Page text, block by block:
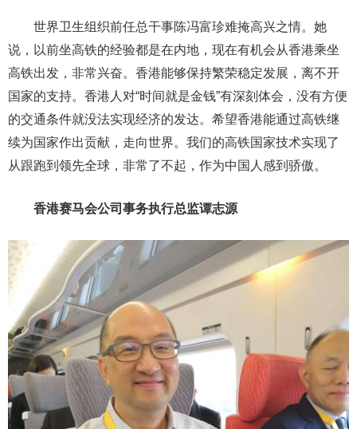
世界卫生组织前任总干事陈冯富珍难掩高兴之情。她
说，以前坐高铁的经验都是在内地，现在有机会从香港乘坐
高铁出发，非常兴奋。香港能够保持繁荣稳定发展，离不开
国家的支持。香港人对“时间就是金钱”有深刻体会，没有方便
的交通条件就没法实现经济的发达。希望香港能通过高铁继
续为国家作出贡献，走向世界。我们的高铁国家技术实现了
从跟跑到领先全球，非常了不起，作为中国人感到骄傲。
香港赛马会公司事务执行总监谭志源